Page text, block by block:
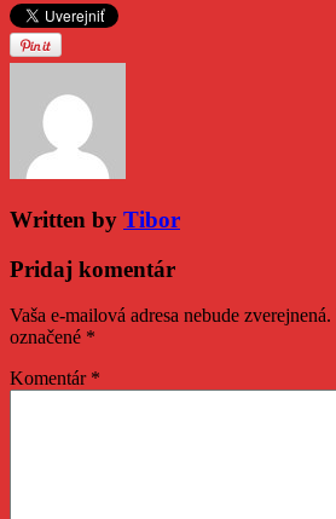
Written by Tibor
Pridaj komentár
Vaša e-mailová adresa nebude zverejnená.
označené *
Komentár *